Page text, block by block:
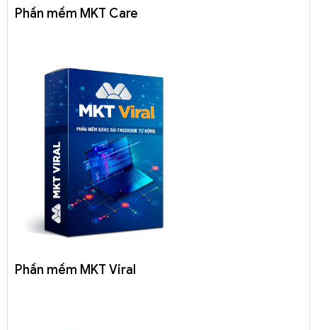
Phần mềm MKT Care
Phần mềm MKT Viral